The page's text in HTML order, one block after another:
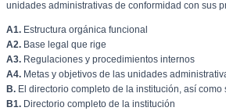
unidades administrativas de conformidad con sus
A1. Estructura orgánica funcional
A2. Base legal que rige
A3. Regulaciones y procedimientos internos
A4. Metas y objetivos de las unidades
B. El directorio completo de la institución, así
B1. Directorio completo de la institución